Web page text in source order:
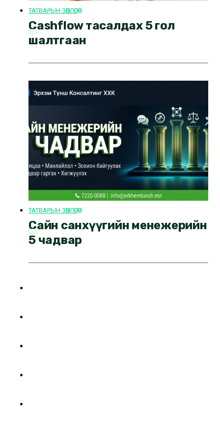
ТАТВАРЫН ЗӨВЛӨГӨӨ
Cashflow тасалдах 5 гол
шалтгаан
ТАТВАРЫН ЗӨВЛӨГӨӨ
Сайн санхүүгийн менежерийн
5 чадвар